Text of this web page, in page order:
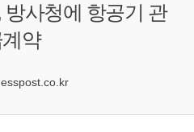
사청에 항공기 관
약